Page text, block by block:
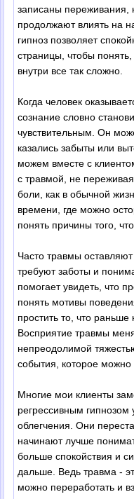
записаны переживания,
продолжают влиять на
гипноз позволяет
страницы, чтобы
внутри все так сложно.
Когда человек
сознание словно
чувствительным. Он
казались забыты или
можем вместе с
с травмой, не
боли, как в обычной
времени, где можно
понять причины того,
Часто травмы
требуют заботы и
помогает увидеть, что
понять мотивы
простить то, что
Восприятие травмы
непреодолимой
события, которое можно
Многие мои клиенты
регрессивным
облегчения. Они
начинают лучше
больше спокойствия и
дальше. Ведь травма -
можно переработать и